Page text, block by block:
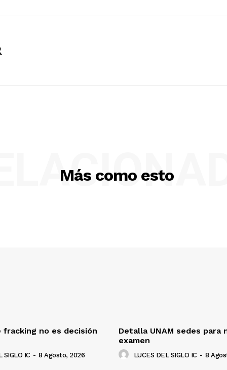
Más como esto
fracking no es decisión
SIGLO IC - 8 Agosto, 2026
Detalla UNAM sedes para
examen
LUCES DEL SIGLO IC - 8